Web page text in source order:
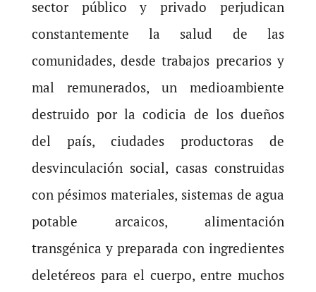
sector público y privado perjudican
constantemente la salud de las
comunidades, desde trabajos precarios y
mal remunerados, un medioambiente
destruido por la codicia de los dueños
del país, ciudades productoras de
desvinculación social, casas construidas
con pésimos materiales, sistemas de agua
potable arcaicos, alimentación
transgénica y preparada con ingredientes
deletéreos para el cuerpo, entre muchos